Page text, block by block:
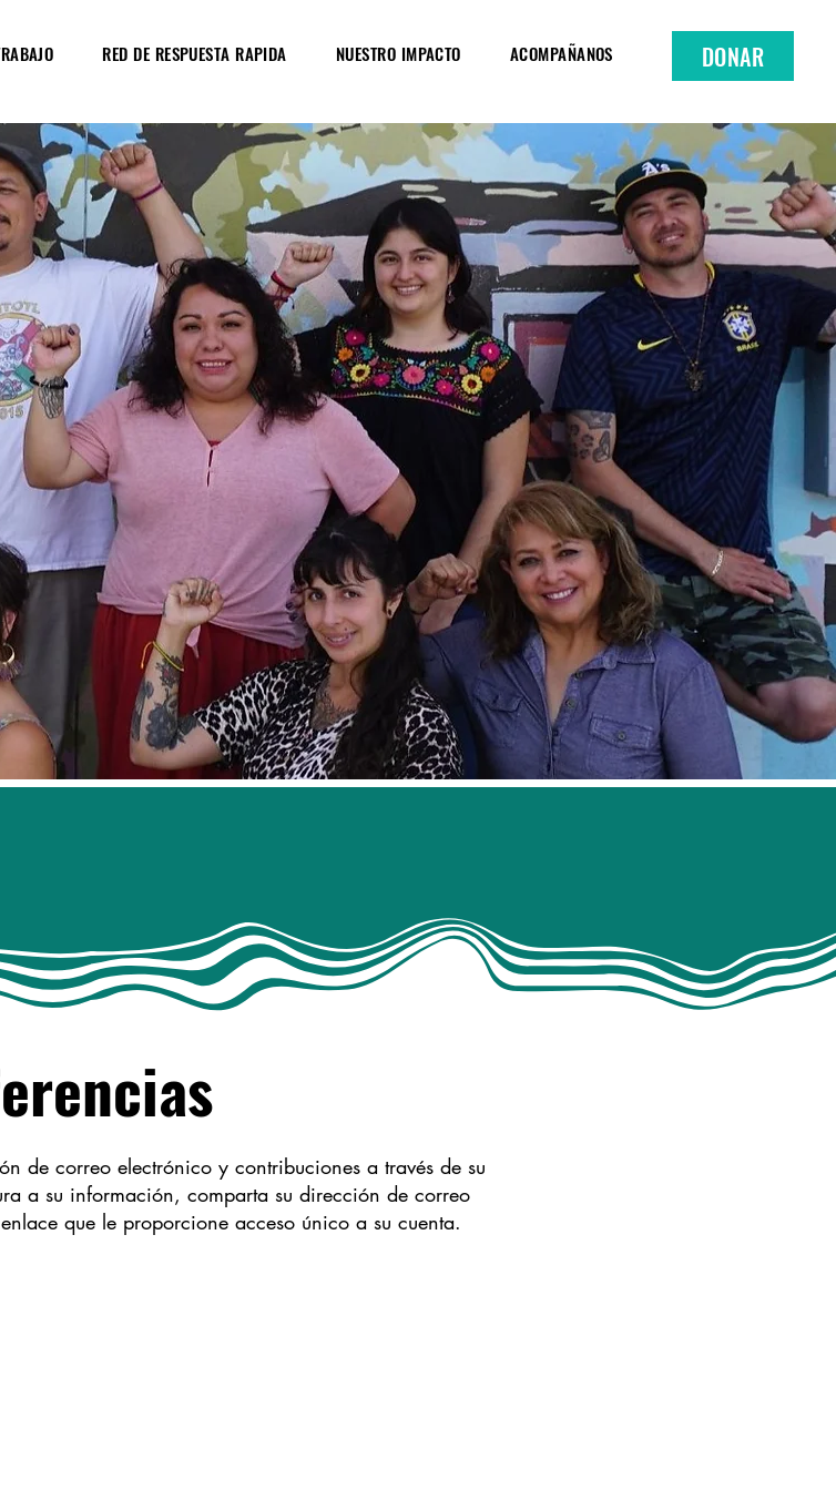
RED DE RESPUESTA RAPIDA NUESTRO IMPACTO ACOMPAÑANOS DONAR
de correo electrónico y contribuciones a través de su
a su información, comparta su dirección de correo
que le proporcione acceso único a su cuenta.